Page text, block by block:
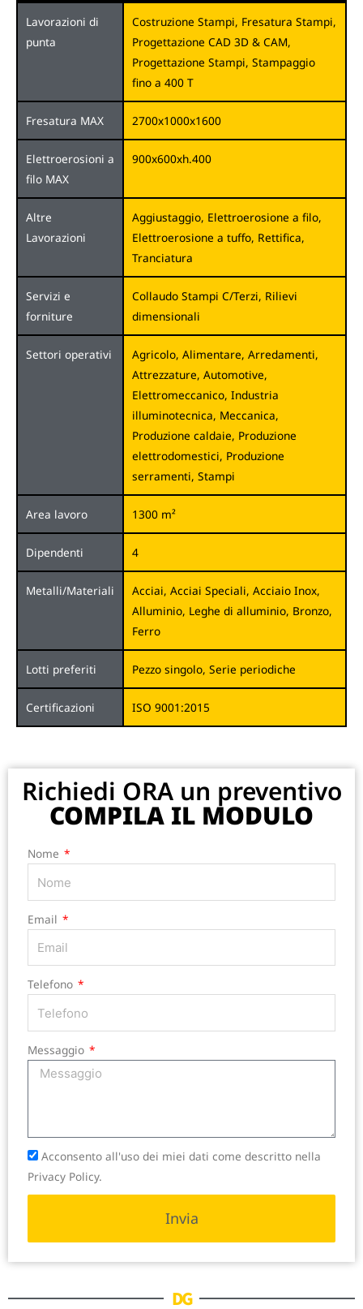
Lavorazioni di
punta
Costruzione Stampi, Fresatura Stampi,
Progettazione CAD 3D & CAM,
Progettazione Stampi, Stampaggio
fino a 400 T
Fresatura MAX 2700x1000x1600
Elettroerosioni a
filo MAX
900x600xh.400
Altre
Lavorazioni
Aggiustaggio, Elettroerosione a filo,
Elettroerosione a tuffo, Rettifica,
Tranciatura
Servizi e
forniture
Collaudo Stampi C/Terzi, Rilievi
dimensionali
Settori operativi
Agricolo, Alimentare, Arredamenti,
Attrezzature, Automotive,
Elettromeccanico, Industria
illuminotecnica, Meccanica,
Produzione caldaie, Produzione
elettrodomestici, Produzione
serramenti, Stampi
Area lavoro 1300 m²
Dipendenti 4
Metalli/Materiali
Acciai, Acciai Speciali, Acciaio Inox,
Alluminio, Leghe di alluminio, Bronzo,
Ferro
Lotti preferiti Pezzo singolo, Serie periodiche
Certificazioni ISO 9001:2015
Richiedi ORA un preventivo
COMPILA IL MODULO
Nome
Email
Telefono
Messaggio
Acconsento all'uso dei miei dati come descritto nella
Privacy Policy.
Invia
DG